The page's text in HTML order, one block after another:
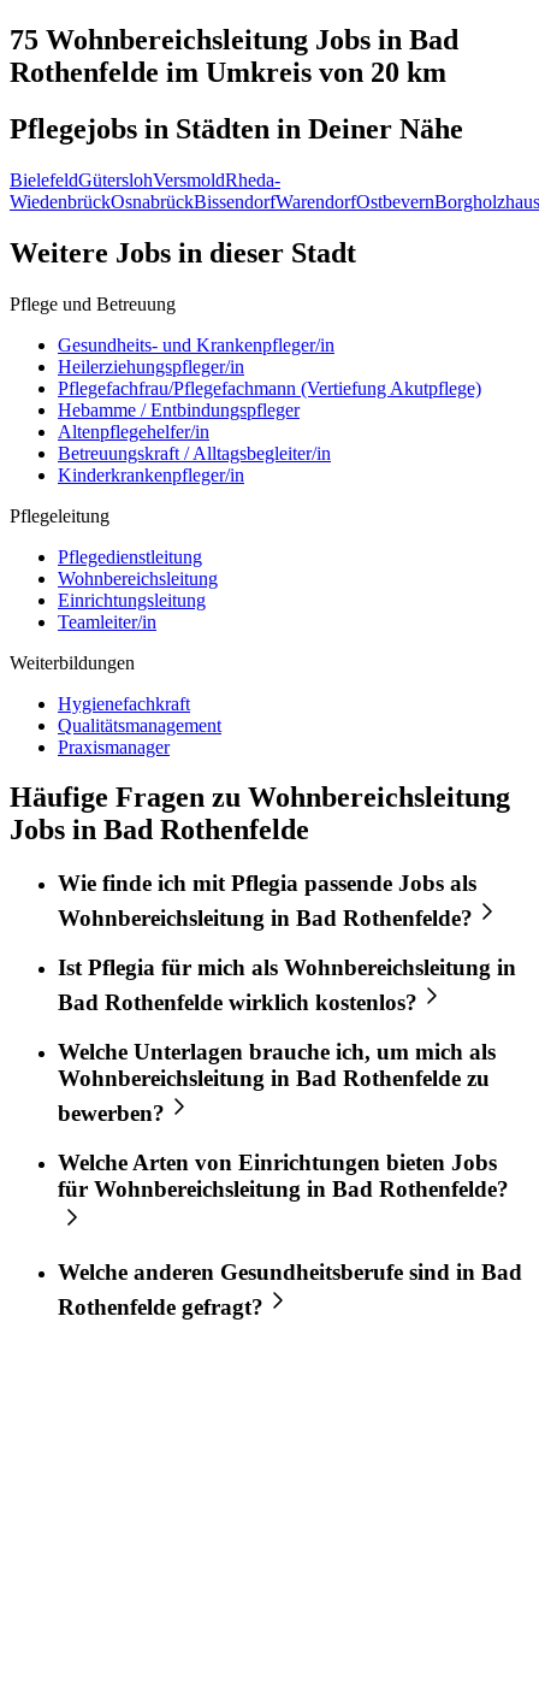
75 Wohnbereichsleitung Jobs in Bad
Rothenfelde im Umkreis von 20 km
Pflegejobs in Städten in Deiner Nähe
BielefeldGüterslohVersmoldRheda-
WiedenbrückOsnabrückBissendorfWarendorfOstbevern
Weitere Jobs in dieser Stadt
Pflege und Betreuung
Gesundheits- und Krankenpfleger/in
Heilerziehungspfleger/in
Pflegefachfrau/Pflegefachmann (Vertiefung Akutpflege)
Hebamme / Entbindungspfleger
Altenpflegehelfer/in
Betreuungskraft / Alltagsbegleiter/in
Kinderkrankenpfleger/in
Pflegeleitung
Pflegedienstleitung
Wohnbereichsleitung
Einrichtungsleitung
Teamleiter/in
Weiterbildungen
Hygienefachkraft
Qualitätsmanagement
Praxismanager
Häufige Fragen zu Wohnbereichsleitung
Jobs in Bad Rothenfelde
Wie finde ich mitPflegia passende Jobs als
Wohnbereichsleitung in Bad Rothenfelde?
Ist Pflegia für mich als Wohnbereichsleitung in
Bad Rothenfelde wirklich kostenlos?
Welche Unterlagen brauche ich, um mich als
Wohnbereichsleitung in Bad Rothenfelde zu
bewerben?
Welche Arten von Einrichtungen bieten Jobs
für Wohnbereichsleitung in Bad Rothenfelde?
Welche anderen Gesundheitsberufe sind in Bad
Rothenfelde gefragt?